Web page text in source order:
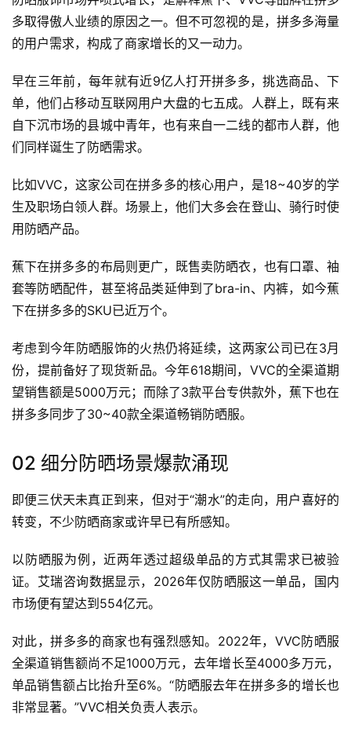
多取得傲人业绩的原因之一。但不可忽视的是，拼多多海量
的用户需求，构成了商家增长的又一动力。
早在三年前，每年就有近9亿人打开拼多多，挑选商品、下
单，他们占移动互联网用户大盘的七五成。人群上，既有来
自下沉市场的县城中青年，也有来自一二线的都市人群，他
们同样诞生了防晒需求。
比如VVC，这家公司在拼多多的核心用户，是18~40岁的学
生及职场白领人群。场景上，他们大多会在登山、骑行时使
用防晒产品。
蕉下在拼多多的布局则更广，既售卖防晒衣，也有口罩、袖
套等防晒配件，甚至将品类延伸到了bra-in、内裤，如今蕉
下在拼多多的SKU已近万个。
考虑到今年防晒服饰的火热仍将延续，这两家公司已在3月
份，提前备好了现货新品。今年618期间，VVC的全渠道期
望销售额是5000万元；而除了3款平台专供款外，蕉下也在
拼多多同步了30~40款全渠道畅销防晒服。
02 细分防晒场景爆款涌现
即便三伏天未真正到来，但对于“潮水”的走向，用户喜好的
转变，不少防晒商家或许早已有所感知。
以防晒服为例，近两年透过超级单品的方式其需求已被验
证。艾瑞咨询数据显示，2026年仅防晒服这一单品，国内
市场便有望达到554亿元。
对此，拼多多的商家也有强烈感知。2022年，VVC防晒服
全渠道销售额尚不足1000万元，去年增长至4000多万元，
单品销售额占比抬升至6%。“防晒服去年在拼多多的增长也
非常显著。”VVC相关负责人表示。